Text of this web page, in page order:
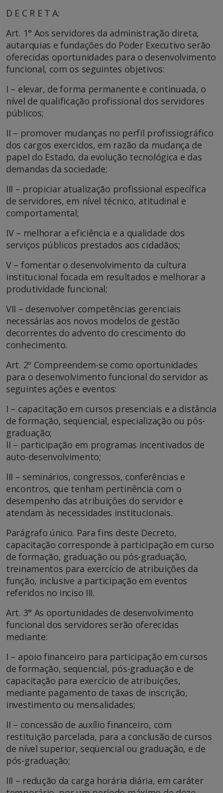
D E C R E T A:
Art. 1° Aos servidores da administração direta,
autarquias e fundações do Poder Executivo serão
oferecidas oportunidades para o desenvolvimento
funcional, com os seguintes objetivos:
I – elevar, de forma permanente e continuada, o
nível de qualificação profissional dos servidores
públicos;
II – promover mudanças no perfil profissiográfico
dos cargos exercidos, em razão da mudança de
papel do Estado, da evolução tecnológica e das
demandas da sociedade;
III – propiciar atualização profissional específica
de servidores, em nível técnico, atitudinal e
comportamental;
IV – melhorar a eficiência e a qualidade dos
serviços públicos prestados aos cidadãos;
V – fomentar o desenvolvimento da cultura
institucional focada em resultados e melhorar a
produtividade funcional;
VII – desenvolver competências gerenciais
necessárias aos novos modelos de gestão
decorrentes do advento do crescimento do
conhecimento.
Art. 2º Compreendem-se como oportunidades
para o desenvolvimento funcional do servidor as
seguintes ações e eventos:
I – capacitação em cursos presenciais e a distância
de formação, seqüencial, especialização ou pós-
graduação;
II – participação em programas incentivados de
auto-desenvolvimento;
III – seminários, congressos, conferências e
encontros, que tenham pertinência com o
desempenho das atribuições do servidor e
atendam às necessidades institucionais.
Parágrafo único. Para fins deste Decreto,
capacitação corresponde à participação em curso
de formação, graduação ou pós-graduação,
treinamentos para exercício de atribuições da
função, inclusive a participação em eventos
referidos no inciso III.
Art. 3° As oportunidades de desenvolvimento
funcional dos servidores serão oferecidas
mediante:
I – apoio financeiro para participação em cursos
de formação, seqüencial, pós-graduação e de
capacitação para exercício de atribuições,
mediante pagamento de taxas de inscrição,
investimento ou mensalidades;
II – concessão de auxílio financeiro, com
restituição parcelada, para a conclusão de cursos
de nível superior, seqüencial ou graduação, e de
pós-graduação;
III – redução da carga horária diária, em caráter